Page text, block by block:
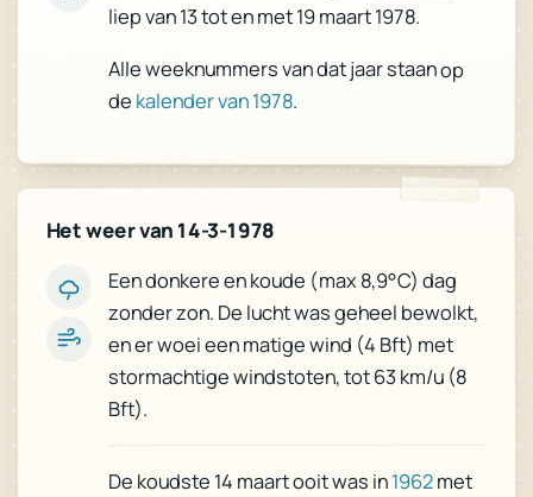
liep van 13 tot en met 19 maart 1978.
Alle weeknummers van dat jaar staan op
de kalender van 1978.
Het weer van 14-3-1978
Een donkere en koude (max 8,9°C) dag
zonder zon. De lucht was geheel bewolkt,
en er woei een matige wind (4 Bft) met
stormachtige windstoten, tot 63 km/u (8
Bft).
De koudste 14 maart ooit was in1962met